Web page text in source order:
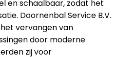
en schaalbaar, zodat het
Doornenbal Service B.V.
vervangen van
door moderne
zij voor